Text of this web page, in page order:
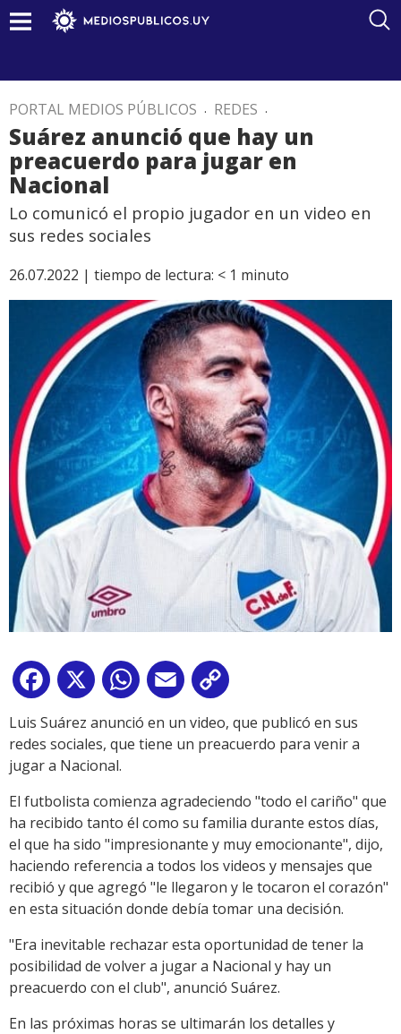
PORTAL MEDIOS PÚBLICOS . REDES .
Suárez anunció que hay un
preacuerdo para jugar en
Nacional
Lo comunicó el propio jugador en un video en
sus redes sociales
26.07.2022 | tiempo de lectura: < 1 minuto
Facebook
X WhatsApp
Email
Link
Luis Suárez anunció en un video, que publicó en sus
redes sociales, que tiene un preacuerdo para venir a
jugar a Nacional.
El futbolista comienza agradeciendo "todo el cariño" que
ha recibido tanto él como su familia durante estos días,
el que ha sido "impresionante y muy emocionante", dijo,
haciendo referencia a todos los videos y mensajes que
recibió y que agregó "le llegaron y le tocaron el corazón"
en esta situación donde debía tomar una decisión.
"Era inevitable rechazar esta oportunidad de tener la
posibilidad de volver a jugar a Nacional y hay un
preacuerdo con el club", anunció Suárez.
En las próximas horas se ultimarán los detalles y